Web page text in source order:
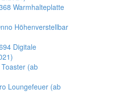
Warmhalteplatte
Höhenverstellbar
Digitale
(ab
Loungefeuer (ab